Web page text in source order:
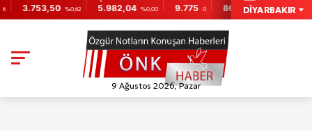
%0,62
5.982,04 %0,00
9.775
0
86,956.742 -0.31
DİYARBAKIR
9 Ağustos 2026, Pazar